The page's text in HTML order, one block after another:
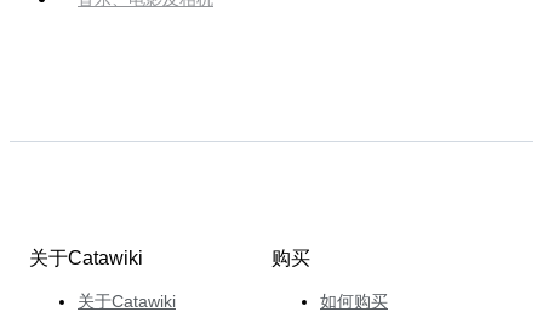
关于Catawiki
关于Catawiki
购买
如何购买